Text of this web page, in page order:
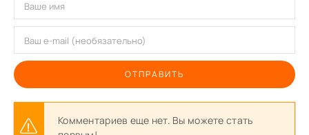
ОТПРАВИТЬ
Комментариев еще нет. Вы можете стать